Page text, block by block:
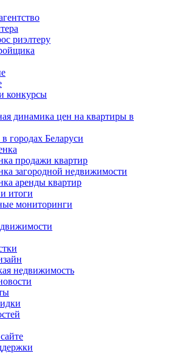
риэлтеру
конкурсы
динамика цен на квартиры в
городах Беларуси
продажи квартир
загородной недвижимости
аренды квартир
итоги
мониторинги
недвижимость